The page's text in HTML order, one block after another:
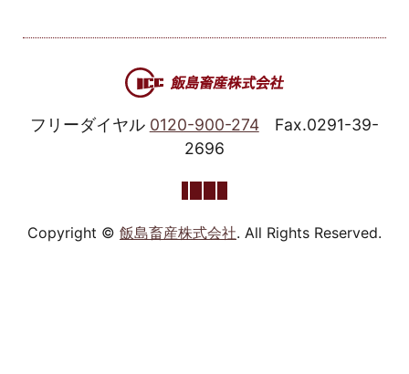
フリーダイヤル 0120-900-274
Fax.0291-39-
2696
Copyright © 飯島畜産株式会社. All Rights Reserved.